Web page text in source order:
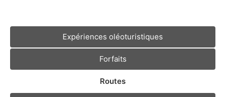
Expériences oléoturistiques
Forfaits
Routes